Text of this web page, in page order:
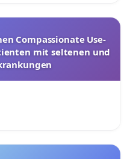
Compassionate Use-
mit seltenen und